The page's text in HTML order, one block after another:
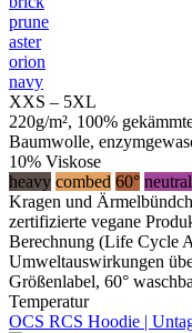
prune
aster
orion
navy
XXS – 5XL
220g/m², 100%
Baumwolle,
10% Viskose
heavy combed 60°
Kragen und
zertifizierte vegane
Berechnung (Life Cycle
Umweltauswirkungen
Größenlabel, 60°
Temperatur
OCS RCS Hoodie |